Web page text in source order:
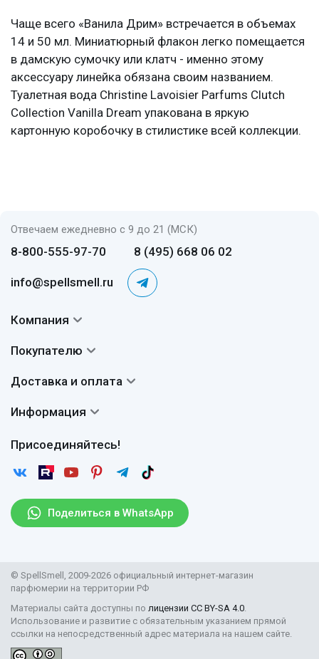
Чаще всего «Ванила Дрим» встречается в объемах
14 и 50 мл. Миниатюрный флакон легко помещается
в дамскую сумочку или клатч - именно этому
аксессуару линейка обязана своим названием.
Туалетная вода Christine Lavoisier Parfums Clutch
Collection Vanilla Dream упакована в яркую
картонную коробочку в стилистике всей коллекции.
Отвечаем ежедневно с 9 до 21 (МСК)
8-800-555-97-70 8 (495) 668 06 02
info@spellsmell.ru
Поделиться в WhatsApp
Присоединяйтесь!
Компания
Авторы
Сертификаты
Покупателю
Вопросы и ответы
Отзывы
Рассылка
Доставка и оплата
Доставка
Возврат
Информация
Пользовательское соглашение
Защита персональных данных
Правила продажи товаров (Постановление Правительства
Поставщикам
© SpellSmell, 2009-2026 официальный интернет-магазин
парфюмерии на территории РФ
Материалы сайта доступны по лицензии CC BY-SA 4.0.
Использование и развитие с обязательным указанием прямой
ссылки на непосредственный адрес материала на нашем сайте.